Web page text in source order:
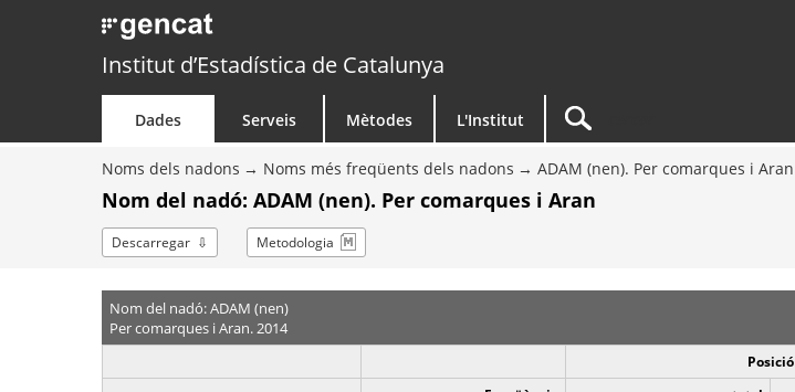
Institut d’Estadística de Catalunya
Dades Serveis Mètodes L'Institut
Noms dels nadons Noms més freqüents dels nadons ADAM (nen). Per comarques i Aran
Nom del nadó: ADAM (nen). Per comarques i Aran
Descarregar Metodologia
Nom del nadó: ADAM (nen)
Per comarques i Aran. 2014
Posició